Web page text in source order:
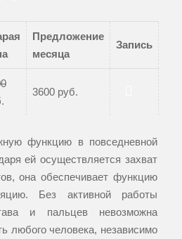
Предложение
месяца
Запись
3600 руб.
функцию в повседневной
ей осуществляется захват
она обеспечивает функцию
Без активной работы
и пальцев невозможна
любого человека, независимо